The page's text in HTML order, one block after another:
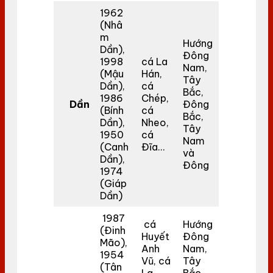
Dần
1962
(Nhâ
m
Dần),
1998
(Mậu
Dần),
1986
(Bính
Dần),
1950
(Canh
Dần),
1974
(Giáp
Dần)
cá La
Hán,
cá
Chép,
cá
Nheo,
cá
Đĩa…
Hướng
Đông
Nam,
Tây
Bắc,
Đông
Bắc,
Tây
Nam
và
Đông
1987
(Đinh
Mão),
1954
(Tân
cá
Huyết
Anh
Vũ, cá
Hướng
Đông
Nam,
Tây